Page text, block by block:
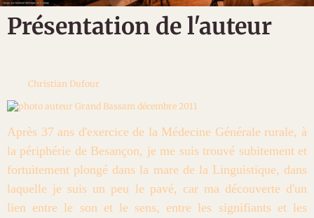
Présentation de l'auteur
Christian Dufour
Grand Bassam décembre 2011
Après 37 ans d'exercice de la Médecine Générale rurale, à
la périphérie de Besançon, je me suis trouvé subitement et
fortuitement plongé dans la mare de la Linguistique, dans
laquelle je suis un peu le pavé, car ma découverte d'un
lien entre le son et le sens, entre les signifiants et les